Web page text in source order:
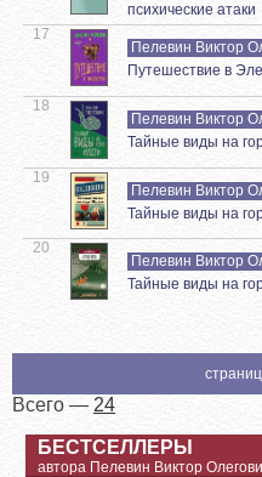
психические атаки
17
Пелевин Виктор
Путешествие в
18
Пелевин Виктор
Тайные виды на
19
Пелевин Виктор
Тайные виды на
20
Пелевин Виктор
Тайные виды на
Всего — 24
БЕСТСЕЛЛЕРЫ
автора Пелевин Виктор